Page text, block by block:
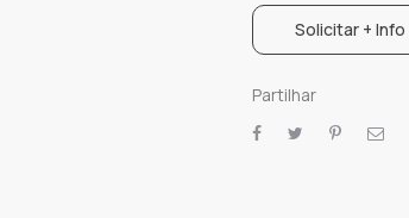
Solicitar + Info
Partilhar
SHARE